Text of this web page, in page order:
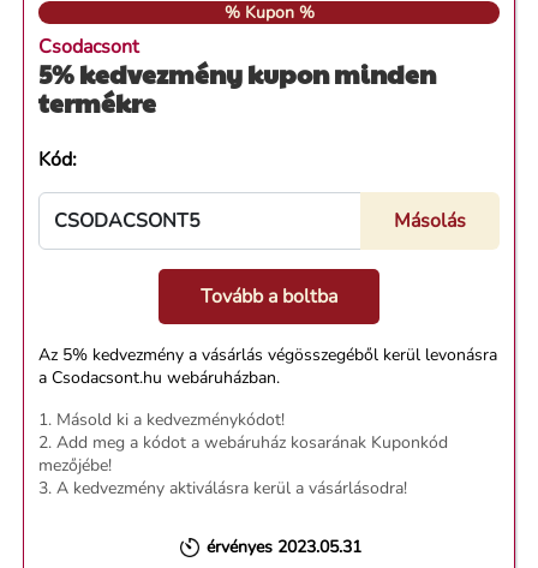
% Kupon %
Csodacsont
5% kedvezmény kupon minden
termékre
Kód:
Tovább a boltba
Az 5% kedvezmény a vásárlás végösszegéből kerül levonásra
a Csodacsont.hu webáruházban.
1. Másold ki a kedvezménykódot!
2. Add meg a kódot a webáruház kosarának Kuponkód
mezőjébe!
3. A kedvezmény aktiválásra kerül a vásárlásodra!
érvényes 2023.05.31